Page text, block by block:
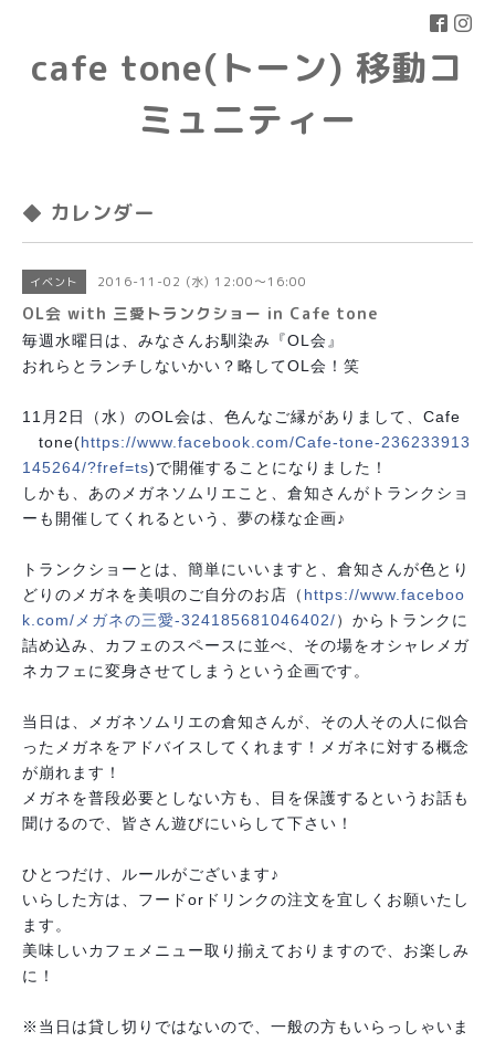
cafe tone(トーン) 移動コ
ミュニティー
◆ カレンダー
イベント 2016-11-02 (水) 12:00～16:00
OL会 with 三愛トランクショー in Cafe tone
毎週水曜日は、みなさんお馴染み『OL会』
おれらとランチしないかい？略してOL会！笑
11月2日（水）のOL会は、色んなご縁がありまして、 Cafe
tone(https://www.facebook.com/Cafe-tone-236233913
145264/?fref=ts)で開催することになりました！
しかも、あのメガネソムリエこと、倉知さんがトランクシ ョ
ーも開催してくれるという、夢の様な企画♪
トランクショーとは、簡単にいいますと、倉知さんが色と り
どりのメガネを美唄のご自分のお店（ https://www.faceboo
k.com/ メガネの三愛-324185681046402/）からトランクに
詰め込み、カフェのスペースに並べ、その場をオシャレメガ
ネカフェに変身させてしまうという企画です。
当日は、メガネソムリエの倉知さんが、その人その人に似合
ったメガネをアドバイスしてくれます！メガネに対する概念
が崩れます！
メガネを普段必要としない方も、目を保護するというお話も
聞けるので、皆さん遊びにいらして下さい！
ひとつだけ、ルールがございます♪
いらした方は、フードorドリンクの注文を宜しくお願いたし
ます。
美味しいカフェメニュー取り揃えておりますので、お楽しみ
に！
※当日は貸し切りではないので、一般の方もいらっしゃい ま